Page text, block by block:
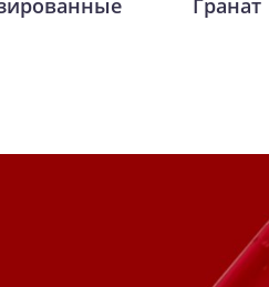
Гранат